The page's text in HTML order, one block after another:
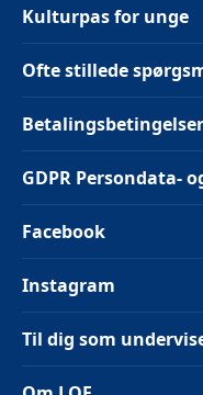
Kulturpas for unge
Ofte stillede
Betalingsbetingelser
GDPR Persondata-
Facebook
Instagram
Til dig som